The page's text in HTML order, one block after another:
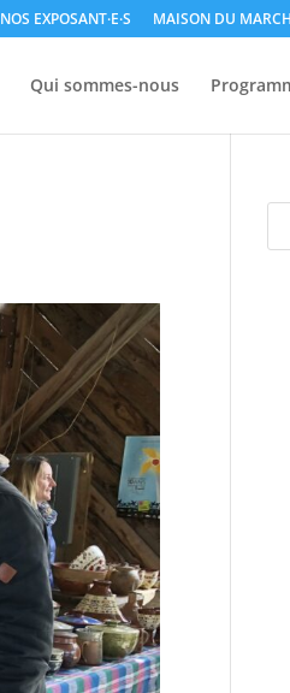
NOS EXPOSANT·E·S MAISON DU
Qui sommes-nous